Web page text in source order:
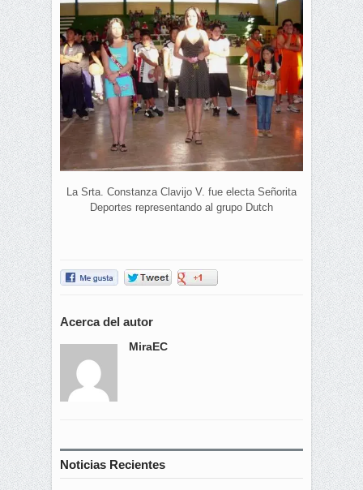
La Srta. Constanza Clavijo V. fue electa Señorita
Deportes representando al grupo Dutch
Acerca del autor
MiraEC
Noticias Recientes